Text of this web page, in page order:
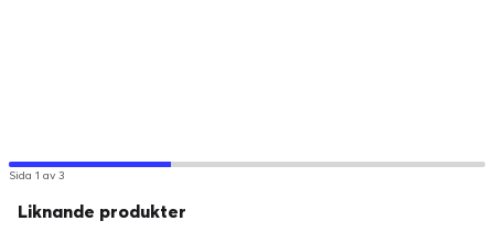
Sida 1 av 3
Liknande produkter